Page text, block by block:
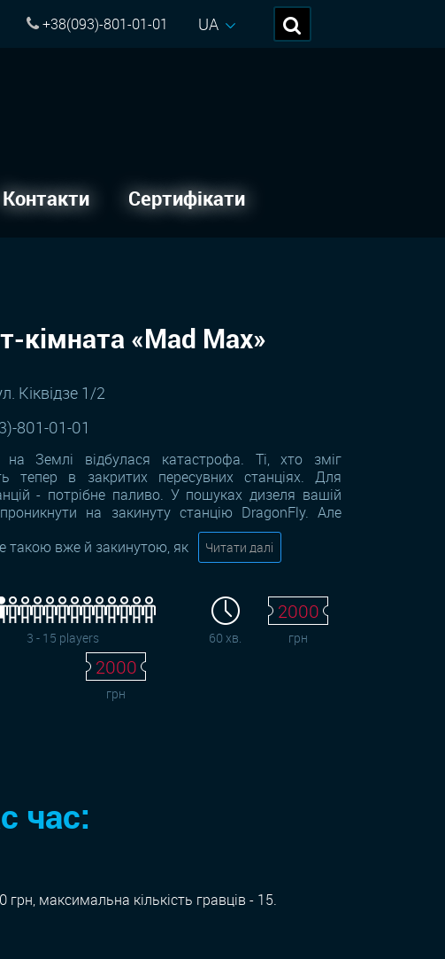
+38(093)-801-01-01 UA
Контакти Сертифікати
кімната «Mad Max»
Кіквідзе 1/2
801-01-01
Землі відбулася катастрофа. Ті, хто зміг
тепер в закритих пересувних станціях. Для
- потрібне паливо. У пошуках дизеля вашій
на закинуту станцію DragonFly. Але
такою вже й закинутою, як
Читати далі
3 - 15 players 60 хв.
2000
грн
2000
грн
час:
максимальна кількість гравців - 15.